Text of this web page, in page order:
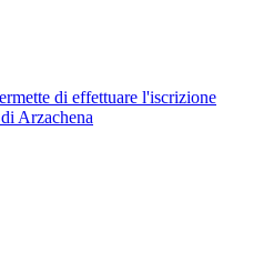
di effettuare l'iscrizione
Arzachena